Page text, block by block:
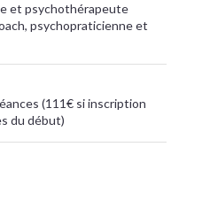
et psychothérapeute
psychopraticienne et
(111€ si inscription
du début)